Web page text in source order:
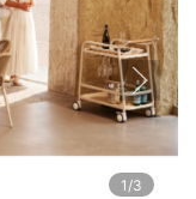
1/3